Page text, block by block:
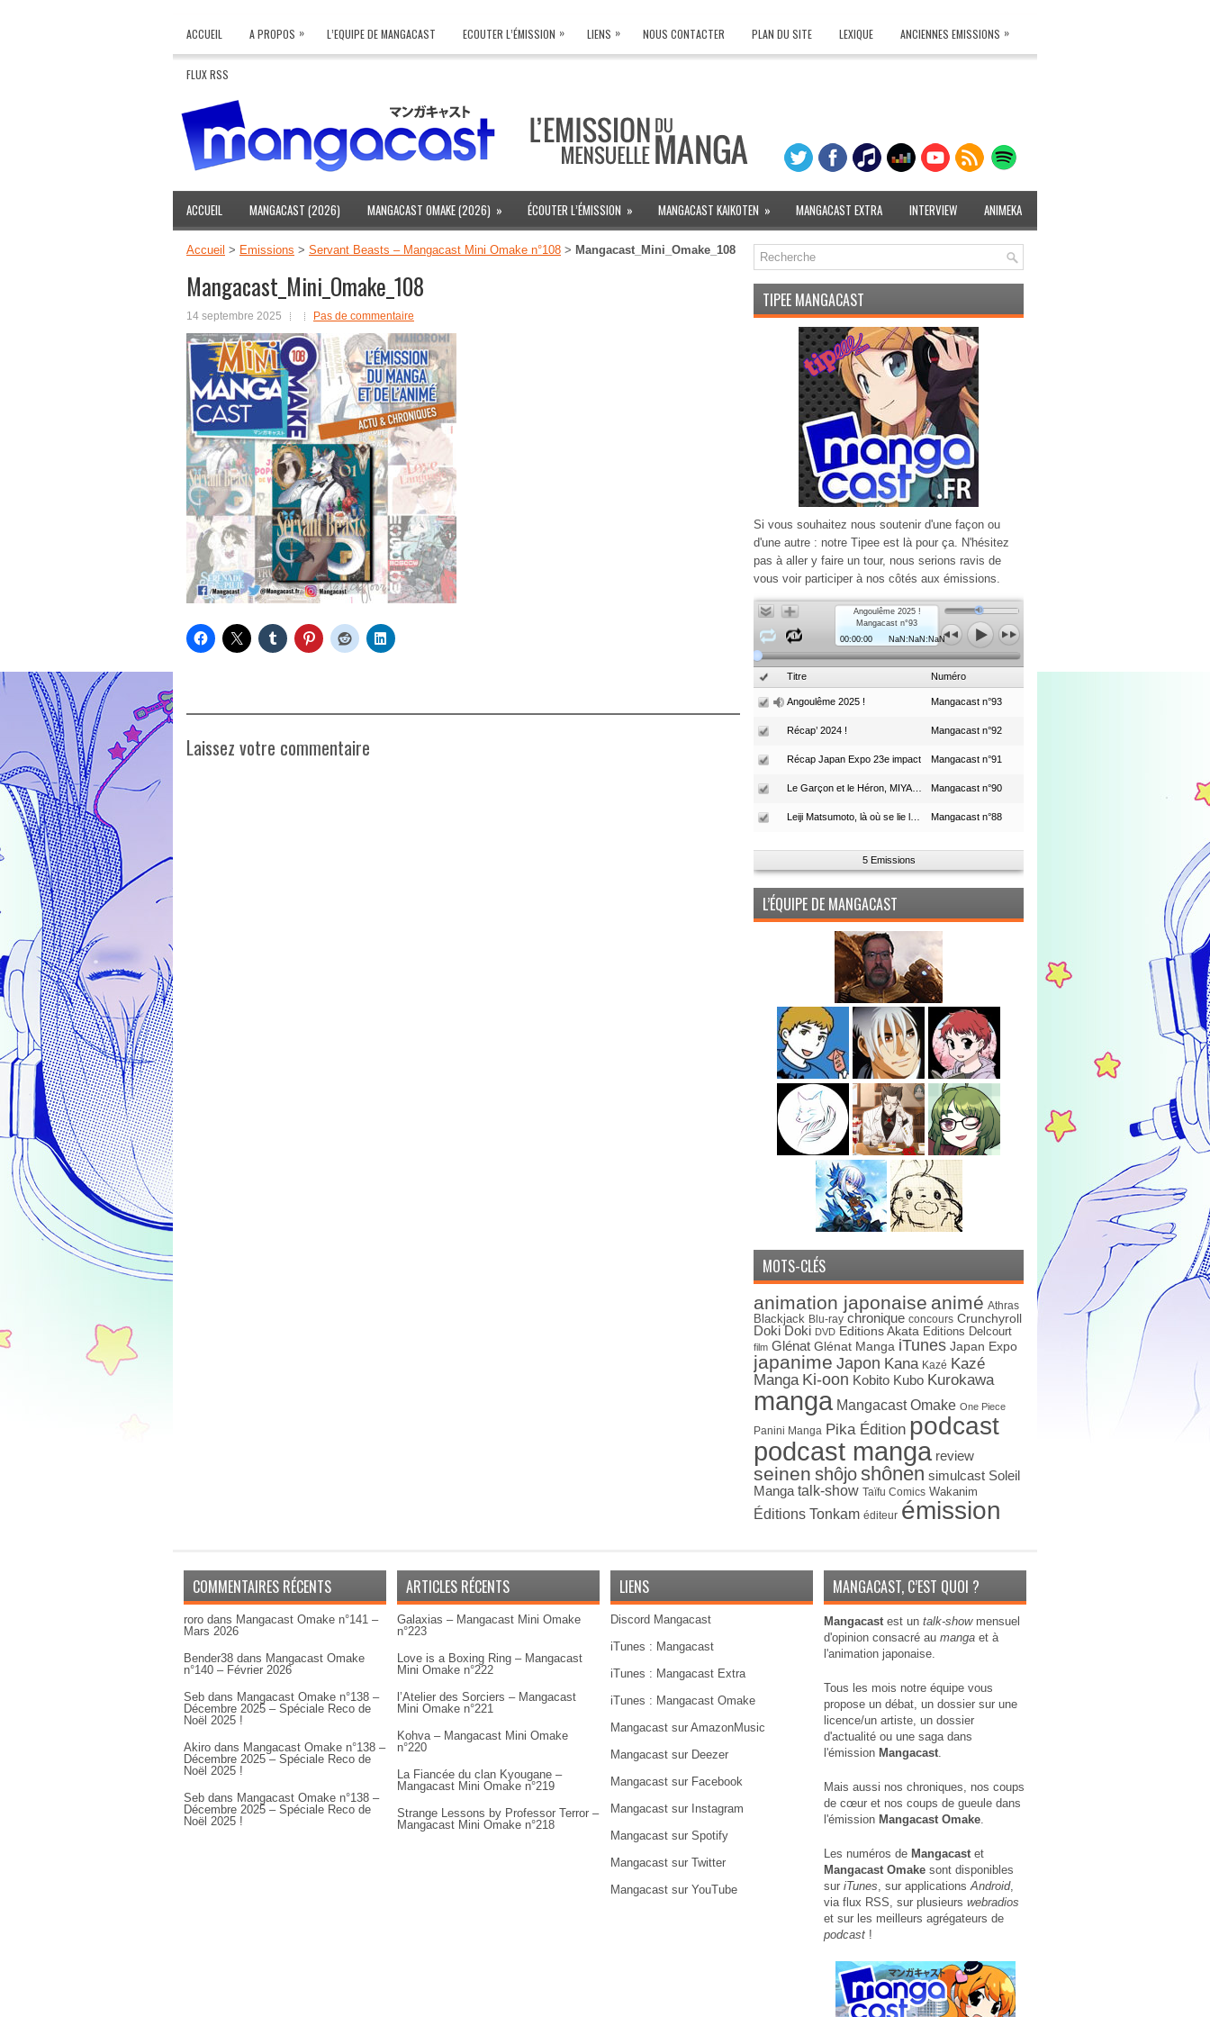
ACCUEIL A PROPOS » L’EQUIPE DE MANGACAST ECOUTER L’ÉMISSION » LIENS » NOUS CONTACTER PLAN DU SITE LEXIQUE ANCIENNES EMISSIONS »
FLUX RSS
ACCUEIL MANGACAST (2026) MANGACAST OMAKE (2026) » ÉCOUTER L’ÉMISSION » MANGACAST KAIKOTEN » MANGACAST EXTRA INTERVIEW ANIMEKA
Accueil > Emissions > Servant Beasts – Mangacast Mini Omake n°108 > Mangacast_Mini_Omake_108
Mangacast_Mini_Omake_108
14 septembre 2025 Pas de commentaire
Laissez votre commentaire
TIPEE MANGACAST
Si vous souhaitez nous soutenir d'une façon ou
d'une autre : notre Tipee est là pour ça. N'hésitez
pas à aller y faire un tour, nous serions ravis de
vous voir participer à nos côtés aux émissions.
Angoulême 2025 !
Mangacast n°93
00:00:00
NaN:NaN:NaN
Titre Numéro
Angoulême 2025 ! Mangacast n°93
Récap’ 2024 ! Mangacast n°92
Récap Japan Expo 23e impact Mangacast n°91
Mangacast n°90
Mangacast n°88
5 Emissions
L’ÉQUIPE DE MANGACAST
MOTS-CLÉS
animation japonaise animé Athras
Blackjack Blu-ray chronique concours Crunchyroll
Doki Doki DVD Editions Akata Editions Delcourt
film Glénat Glénat Manga iTunes Japan Expo
japanime Japon Kana Kazé Kazé
Manga Ki-oon Kobito Kubo Kurokawa
manga Mangacast Omake One Piece
Panini Manga Pika Édition podcast
podcast manga review
seinen shôjoshônen simulcast Soleil
Manga talk-show Taïfu Comics Wakanim
Éditions Tonkam éditeur émission
COMMENTAIRES RÉCENTS
roro dans Mangacast Omake n°141 –
Mars 2026
Bender38 dans Mangacast Omake
n°140 – Février 2026
Seb dans Mangacast Omake n°138 –
Décembre 2025 – Spéciale Reco de
Noël 2025 !
Akiro dans Mangacast Omake n°138 –
Décembre 2025 – Spéciale Reco de
Noël 2025 !
Seb dans Mangacast Omake n°138 –
Décembre 2025 – Spéciale Reco de
Noël 2025 !
ARTICLES RÉCENTS
Galaxias – Mangacast Mini Omake
n°223
Love is a Boxing Ring – Mangacast
Mini Omake n°222
l’Atelier des Sorciers – Mangacast
Mini Omake n°221
Kohva – Mangacast Mini Omake
n°220
La Fiancée du clan Kyougane –
Mangacast Mini Omake n°219
Strange Lessons by Professor Terror –
Mangacast Mini Omake n°218
LIENS
Discord Mangacast
iTunes : Mangacast
iTunes : Mangacast Extra
iTunes : Mangacast Omake
Mangacast sur AmazonMusic
Mangacast sur Deezer
Mangacast sur Facebook
Mangacast sur Instagram
Mangacast sur Spotify
Mangacast sur Twitter
Mangacast sur YouTube
MANGACAST, C’EST QUOI ?
Mangacastest un talk-showmensuel
d'opinion consacré au manga et à
l'animation japonaise.
Tous les mois notre équipe vous
propose un débat, un dossier sur une
licence/un artiste, un dossier
d'actualité ou une saga dans
l'émission Mangacast.
Mais aussi nos chroniques, nos coups
de cœur et nos coups de gueule dans
l'émission Mangacast Omake.
Les numéros de Mangacastet
Mangacast Omake sont disponibles
sur iTunes, sur applicationsAndroid,
via flux RSS, sur plusieurs webradios
et sur les meilleurs agrégateurs de
podcast !